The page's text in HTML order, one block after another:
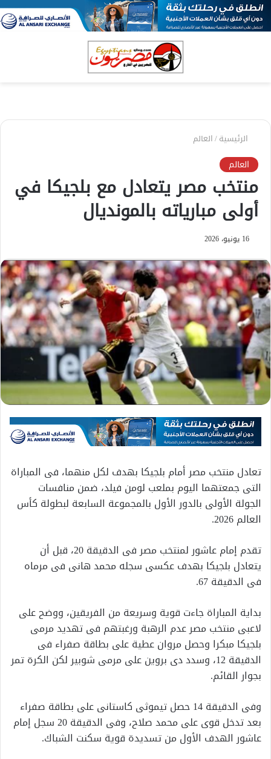
الرئيسية/العالم
العالم
منتخب مصر يتعادل مع بلجيكا في
أولى مبارياته بالمونديال
16 يونيو، 2026
تعادل منتخب مصر أمام بلجيكا بهدف لكل منهما، فى المباراة
التى جمعتهما اليوم بملعب لومن فيلد، ضمن منافسات
الجولة الأولى بالدور الأول بالمجموعة السابعة لبطولة كأس
العالم 2026.
تقدم إمام عاشور لمنتخب مصر فى الدقيقة 20، قبل أن
يتعادل بلجيكا بهدف عكسى سجله محمد هانى فى مرماه
فى الدقيقة 67.
بداية المباراة جاءت قوية وسريعة من الفريقين، ووضح على
لاعبى منتخب مصر عدم الرهبة ورغبتهم فى تهديد مرمى
بلجيكا مبكرا وحصل مروان عطية على بطاقة صفراء فى
الدقيقة 12، وسدد دى بروين على مرمى شوبير لكن الكرة تمر
بجوار القائم.
وفى الدقيقة 14 حصل تيموثى كاستانى على بطاقة صفراء
بعد تدخل قوى على محمد صلاح، وفى الدقيقة 20 سجل إمام
عاشور الهدف الأول من تسديدة قوية سكنت الشباك.